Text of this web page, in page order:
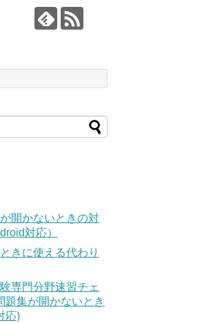
開かないときの対
対応）
きに使える代わり
専門分野速習チェ
題集が開かないとき
応)